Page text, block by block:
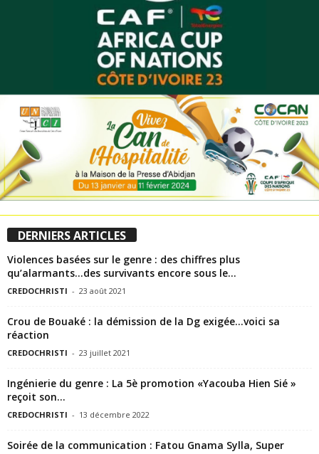
DERNIERS ARTICLES
Violences basées sur le genre : des chiffres plus
qu’alarmants…des survivants encore sous le...
CREDOCHRISTI - 23 août 2021
Crou de Bouaké : la démission de la Dg exigée…voici sa
réaction
CREDOCHRISTI - 23 juillet 2021
Ingénierie du genre : La 5è promotion «Yacouba Hien Sié »
reçoit son...
CREDOCHRISTI - 13 décembre 2022
Soirée de la communication : Fatou Gnama Sylla, Super